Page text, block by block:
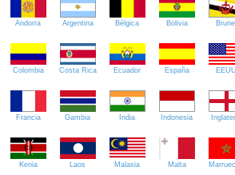
Andorra Argentina Bélgica Bolivia
Colombia Costa Rica Ecuador España EEUU
Francia Gambia India Indonesia
Kenia Laos Malasia Malta